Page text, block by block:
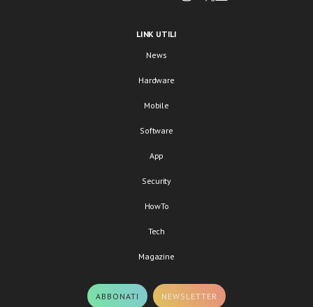
LINK UTILI
News
Hardware
Mobile
Software
App
Security
HowTo
Tech
Magazine
ABBONATI NEWSLETTER